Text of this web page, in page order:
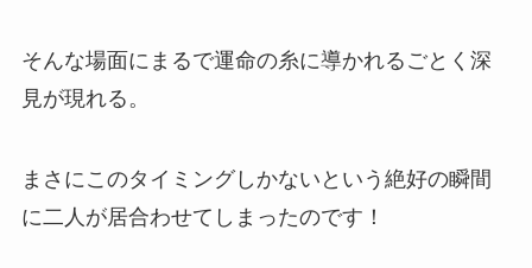
そんな場面にまるで運命の糸に導かれるごとく深
見が現れる。
まさにこのタイミングしかないという絶好の瞬間
に二人が居合わせてしまったのです！